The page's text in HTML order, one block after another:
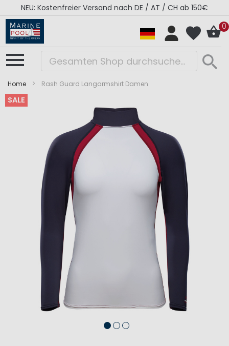
NEU: Kostenfreier Versand nach DE / AT / CH ab 150€
0
Home Rash Guard Langarmshirt Damen
SALE
Zum
Bildergalerie
springen
Zum
Bildergalerie
springen